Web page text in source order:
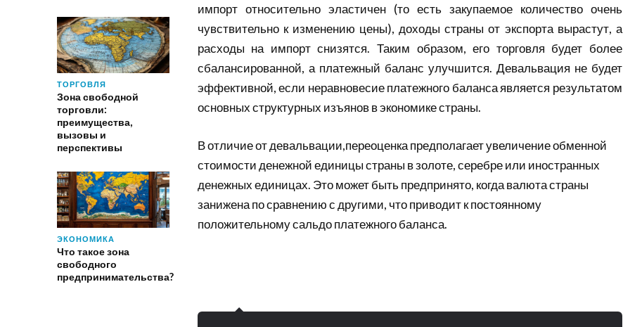
ТОРГОВЛЯ
Зона свободной
торговли:
преимущества,
вызовы и
перспективы
ЭКОНОМИКА
Что такое зона
свободного
предпринимательства?
импорт относительно эластичен (то есть закупаемое количество очень
чувствительно к изменению цены), доходы страны от экспорта вырастут, а
расходы на импорт снизятся. Таким образом, его торговля будет более
сбалансированной, а платежный баланс улучшится. Девальвация не будет
эффективной, если неравновесие платежного баланса является результатом
основных структурных изъянов в экономике страны.
В отличие от девальвации,переоценка предполагает увеличение обменной
стоимости денежной единицы страны в золоте, серебре или иностранных
денежных единицах. Это может быть предпринято, когда валюта страны
занижена по сравнению с другими, что приводит к постоянному
положительному сальдо платежного баланса.